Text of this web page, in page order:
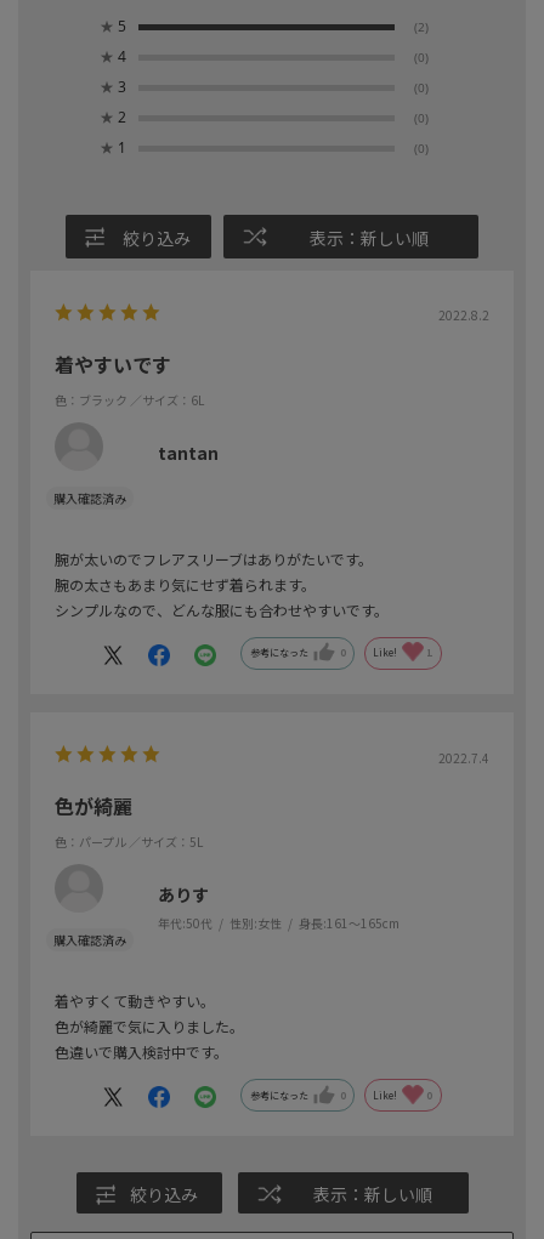
★ 5 (2)
★ 4 (0)
★ 3 (0)
★ 2 (0)
★ 1 (0)
絞り込み 表示：新しい順
2022.8.2
着やすいです
色：ブラック ／サイズ：6L
tantan
腕が太いのでフレアスリーブはありがたいです。
腕の太さもあまり気にせず着られます。
シンプルなので、どんな服にも合わせやすいです。
参考になった 0 Like! 1
2022.7.4
色が綺麗
色：パープル ／サイズ：5L
ありす
年代:50代 性別:女性 身長:161～165cm
着やすくて動きやすい。
色が綺麗で気に入りました。
色違いで購入検討中です。
参考になった 0 Like! 0
絞り込み 表示：新しい順